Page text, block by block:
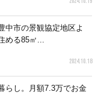
中市の景観協定地区よ
める85㎡...
2024.10.18
らし。月額7.3万でお金